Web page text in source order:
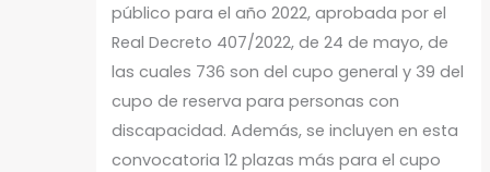
público para el año 2022, aprobada por el
Real Decreto 407/2022, de 24 de mayo, de
las cuales 736 son del cupo general y 39 del
cupo de reserva para personas con
discapacidad. Además, se incluyen en esta
convocatoria 12 plazas más para el cupo